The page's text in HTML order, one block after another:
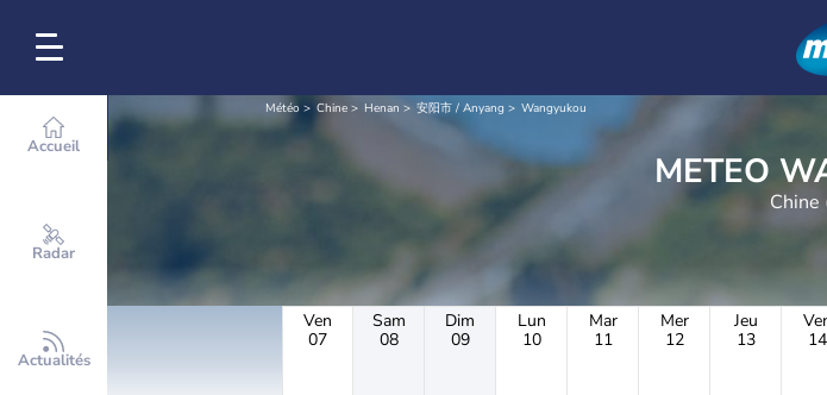
Accueil
Radar
Actualités
Météo Chine Henan 安阳市 / Anyang Wangyukou
Chine
Ven
07
Sam
08
Dim
09
Lun
10
Mar
11
Mer
12
Jeu
13
14